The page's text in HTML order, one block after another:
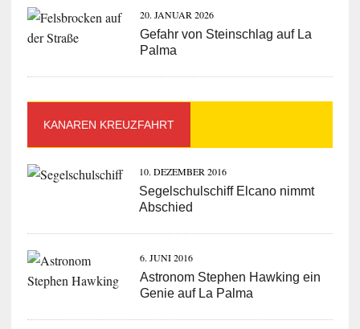
20. JANUAR 2026
Gefahr von Steinschlag auf La
Palma
KANAREN KREUZFAHRT
10. DEZEMBER 2016
Segelschulschiff Elcano nimmt
Abschied
6. JUNI 2016
Astronom Stephen Hawking ein
Genie auf La Palma